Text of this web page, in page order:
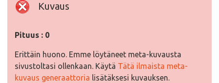
Kuvaus
Pituus : 0
Erittäin huono. Emme löytäneet meta-kuvausta
sivustoltasi ollenkaan. Käytä Tätä ilmaista meta-
kuvaus generaattoria lisätäksesi kuvauksen.